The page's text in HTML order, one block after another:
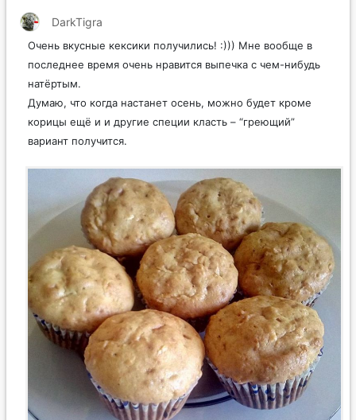
DarkTigra
Очень вкусные кексики получились! :))) Мне вообще в
последнее время очень нравится выпечка с чем-нибудь
натёртым.
Думаю, что когда настанет осень, можно будет кроме
корицы ещё и и другие специи класть – “греющий”
вариант получится.